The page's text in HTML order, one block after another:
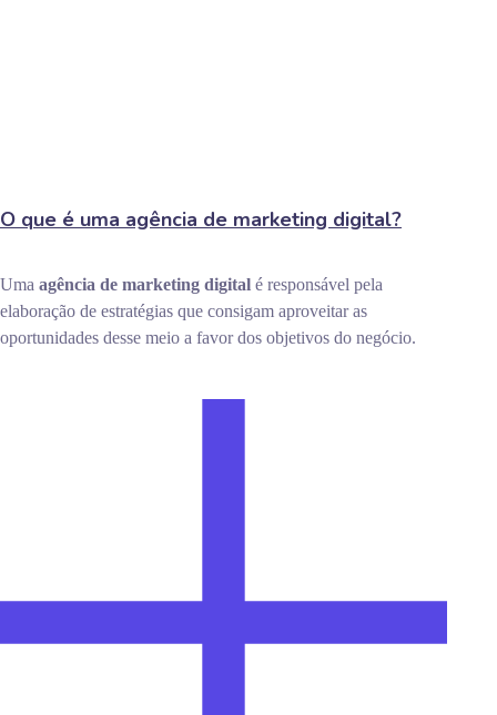
O que é uma agência de marketing digital?
Uma agência de marketing digital é responsável pela
elaboração de estratégias que consigam aproveitar as
oportunidades desse meio a favor dos objetivos do negócio.